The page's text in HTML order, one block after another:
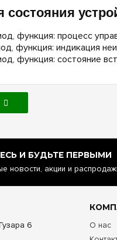
состояния
функция: процесс
функция: индикация
функция: состояние
И БУДЬТЕ ПЕРВЫМИ
новости, акции и
6
О нас